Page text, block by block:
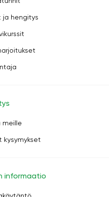
hengitys
meille
kysymykset
informaatio